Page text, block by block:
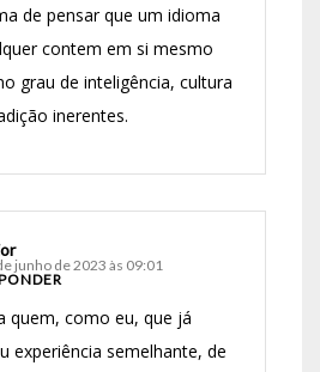
de pensar que um idioma
contem em si mesmo
grau de inteligência, cultura
inerentes.
junho de 2023 às 09:01
quem, como eu, que já
experiência semelhante, de